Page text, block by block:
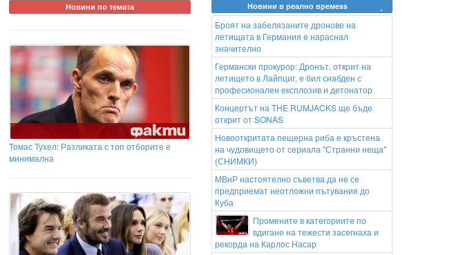
Новини по темата
Томас Тухел: Разликата с топ отборите е
минимална
Новини в реално времеss
Броят на забелязаните дронове на
летищата в Германия е нараснал
значително
Германски прокурор: Дронът, открит на
летището в Лайпциг, е бил снабден с
професионален експлозив и детонатор
Концертът на THE RUMJACKS ще бъде
открит от SONAS
Новооткритата пещерна риба е кръстена
на чудовището от сериала "Странни неща"
(СНИМКИ)
МВнР настоятелно съветва да не се
предприемат неотложни пътувания до
Куба
Промените в категориите по
вдигане на тежести засегнаха и
рекорда на Карлос Насар